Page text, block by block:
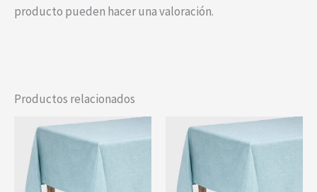
producto pueden hacer una valoración.
Productos relacionados